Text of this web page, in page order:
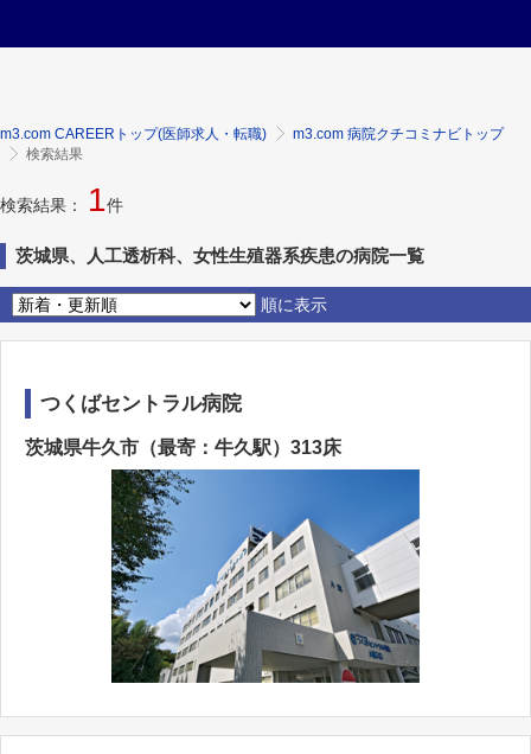
m3.com CAREERトップ(医師求人・転職)
m3.com 病院クチコミナビトップ
検索結果
検索結果： 1件
茨城県、人工透析科、女性生殖器系疾患の病院一覧
順に表示
つくばセントラル病院
茨城県牛久市（最寄：牛久駅）313床